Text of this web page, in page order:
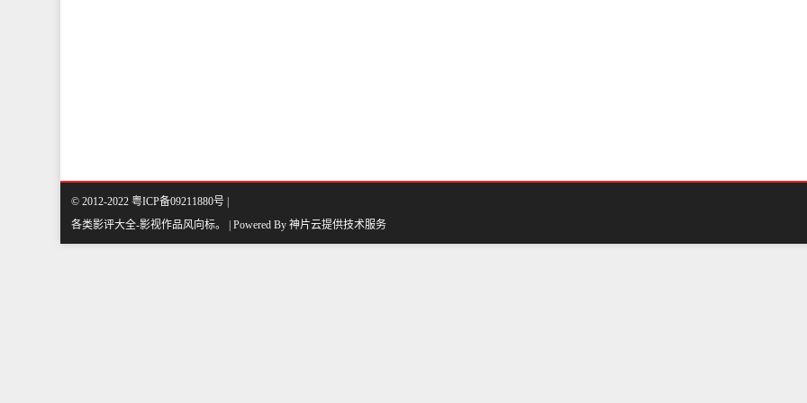
© 2012-2022 粤ICP备09211880号 |
各类影评大全-影视作品风向标。 | Powered By 神片云提供技术服务